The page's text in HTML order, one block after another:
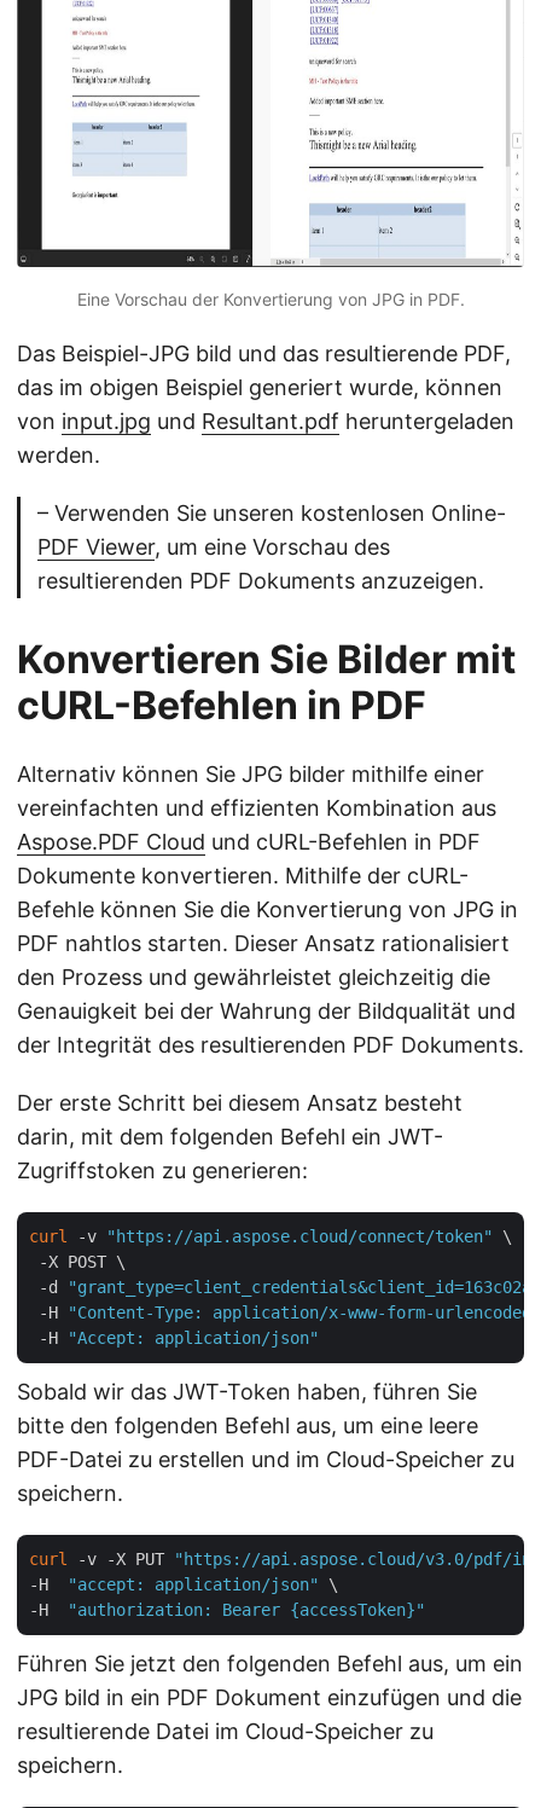
Eine Vorschau der Konvertierung von JPG in PDF.
Das Beispiel-JPG bild und das resultierende PDF,
das im obigen Beispiel generiert wurde, können
von input.jpg und Resultant.pdf heruntergeladen
werden.
– Verwenden Sie unseren kostenlosen Online-
PDF Viewer, um eine Vorschau des
resultierenden PDF Dokuments anzuzeigen.
Konvertieren Sie Bilder mit
cURL-Befehlen in PDF
Alternativ können Sie JPG bilder mithilfe einer
vereinfachten und effizienten Kombination aus
Aspose.PDF Cloud und cURL-Befehlen in PDF
Dokumente konvertieren. Mithilfe der cURL-
Befehle können Sie die Konvertierung von JPG in
PDF nahtlos starten. Dieser Ansatz rationalisiert
den Prozess und gewährleistet gleichzeitig die
Genauigkeit bei der Wahrung der Bildqualität und
der Integrität des resultierenden PDF Dokuments.
Der erste Schritt bei diesem Ansatz besteht
darin, mit dem folgenden Befehl ein JWT-
Zugriffstoken zu generieren:
curl -v "https://api.aspose.cloud/connect/token"
\
-X POST \
-d
-H
"Content-Type: application/x-www-form-urlencoded"
-H
"Accept: application/json"
Sobald wir das JWT-Token haben, führen Sie
bitte den folgenden Befehl aus, um eine leere
PDF-Datei zu erstellen und im Cloud-Speicher zu
speichern.
curl -v -X PUT
"https://api.aspose.cloud/v3.0/pdf/
-H
"accept: application/json"
\
-H
"authorization: Bearer {accessToken}"
Führen Sie jetzt den folgenden Befehl aus, um ein
JPG bild in ein PDF Dokument einzufügen und die
resultierende Datei im Cloud-Speicher zu
speichern.